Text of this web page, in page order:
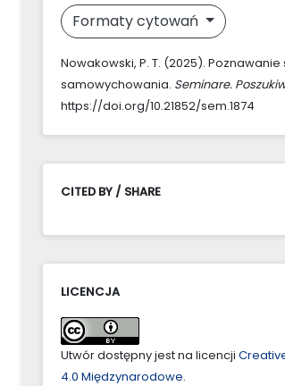
Formaty cytowań
Nowakowski, P. T. (2025).
samowychowania. Seminare.
https://doi.org/10.21852/sem.1874
CITED BY / SHARE
LICENCJA
Utwór dostępny jest na licencji
4.0 Międzynarodowe.